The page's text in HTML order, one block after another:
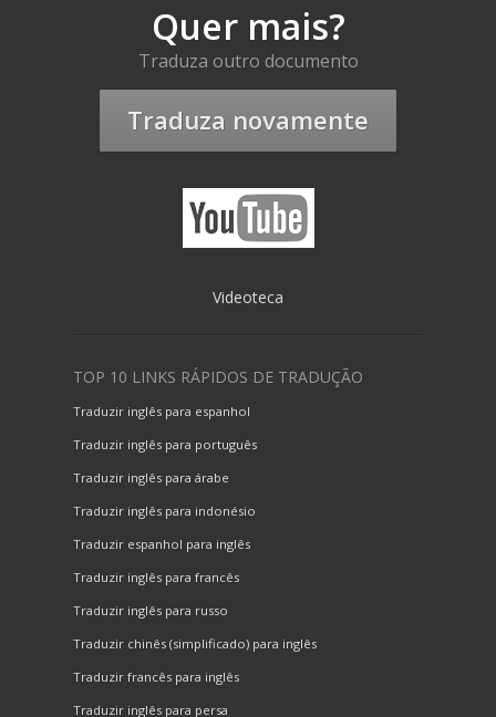
Quer mais?
Traduza outro documento
Traduza novamente
Videoteca
TOP 10 LINKS RÁPIDOS DE TRADUÇÃO
Traduzir inglês para espanhol
Traduzir inglês para português
Traduzir inglês para árabe
Traduzir inglês para indonésio
Traduzir espanhol para inglês
Traduzir inglês para francês
Traduzir inglês para russo
Traduzir chinês (simplificado) para inglês
Traduzir francês para inglês
Traduzir inglês para persa